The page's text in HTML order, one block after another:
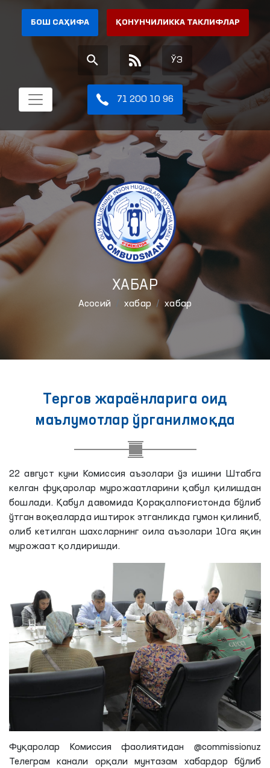
БОШ САҲИФА ҚОНУНЧИЛИККА ТАКЛИФЛАР
ЎЗ
71 200 10 96
ХАБАР
Aсосий хабар хабар
Тергов жараёнларига оид
маълумотлар ўрганилмоқда
22 август куни Комиссия аъзолари ўз ишини Штабга
келган фуқаролар мурожаатларини қабул қилишдан
бошлади. Қабул давомида Қорақалпоғистонда бўлиб
ўтган воқеаларда иштирок этганликда гумон қилиниб,
олиб кетилган шахсларнинг оила аъзолари 10га яқин
мурожаат қолдиришди.
Фуқаролар Комиссия фаолиятидан @commissionuz
Телеграм канали орқали мунтазам хабардор бўлиб